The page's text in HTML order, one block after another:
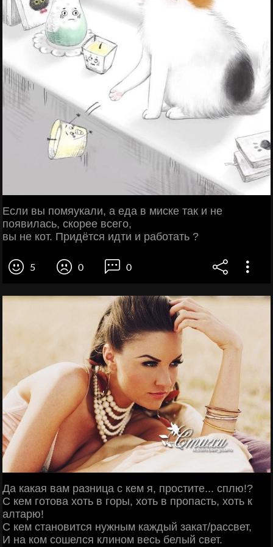
Если вы помяукали, а еда в миске так и не
появилась, скорее всего,
вы не кот. Придётся идти и работать ?
5 0 0
Да какая вам разница с кем я, простите... сплю!?
С кем готова хоть в горы, хоть в пропасть, хоть к
алтарю!
С кем становится нужным каждый закат/рассвет,
И на ком сошелся клином весь белый свет.